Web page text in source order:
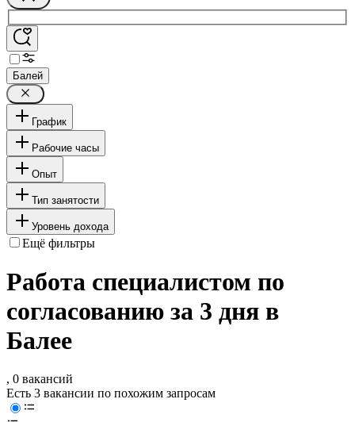
Балей
График
Рабочие часы
Опыт
Тип занятости
Уровень дохода
Ещё фильтры
Работа специалистом по
согласованию за 3 дня в
Балее
, 0 вакансий
Есть 3 вакансии по похожим запросам